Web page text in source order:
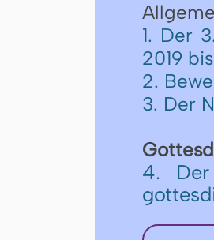
1. Der
2019
2.
3. Der
4.